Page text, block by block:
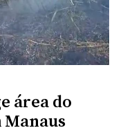
área do